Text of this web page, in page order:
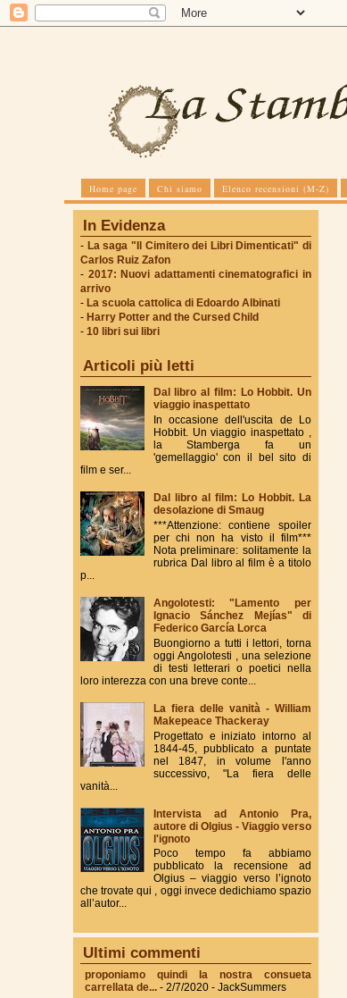
Home page Chi siamo Elenco recensioni (M-Z)
In Evidenza
- La saga "Il Cimitero dei Libri Dimenticati" di
Carlos Ruiz Zafon
- 2017: Nuovi adattamenti cinematografici in
arrivo
- La scuola cattolica di Edoardo Albinati
- Harry Potter and the Cursed Child
- 10 libri sui libri
Articoli più letti
Dal libro al film: Lo Hobbit. Un
viaggio inaspettato
In occasione dell'uscita de Lo
Hobbit. Un viaggio inaspettato ,
la Stamberga fa un
'gemellaggio' con il bel sito di
film e ser...
Dal libro al film: Lo Hobbit. La
desolazione di Smaug
***Attenzione: contiene spoiler
per chi non ha visto il film***
Nota preliminare: solitamente la
rubrica Dal libro al film è a titolo
p...
Angolotesti: "Lamento per
Ignacio Sánchez Mejías" di
Federico García Lorca
Buongiorno a tutti i lettori, torna
oggi Angolotesti , una selezione
di testi letterari o poetici nella
loro interezza con una breve conte...
La fiera delle vanità - William
Makepeace Thackeray
Progettato e iniziato intorno al
1844-45, pubblicato a puntate
nel 1847, in volume l'anno
successivo, "La fiera delle
vanità...
Intervista ad Antonio Pra,
autore di Olgius - Viaggio verso
l'ignoto
Poco tempo fa abbiamo
pubblicato la recensione ad
Olgius – viaggio verso l’ignoto
che trovate qui , oggi invece dedichiamo spazio
all’autor...
Ultimi commenti
proponiamo quindi la nostra consueta
carrellata de... - 2/7/2020 - JackSummers